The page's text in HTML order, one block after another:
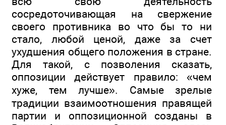
сосредоточивающая на свержение
своего противника во что бы то ни
стало, любой ценой, даже за счет
ухудшения общего положения в стране.
Для такой, с позволения сказать,
оппозиции действует правило: «чем
хуже, тем лучше». Самые зрелые
традиции взаимоотношения правящей
партии и оппозиционной созданы в